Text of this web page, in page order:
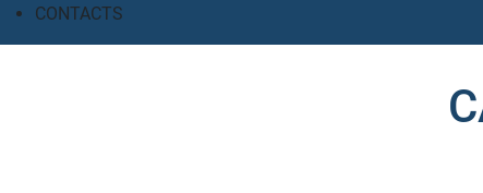
CONTACTS